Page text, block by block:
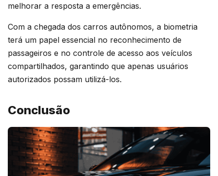
melhorar a resposta a emergências.
Com a chegada dos carros autônomos, a biometria
terá um papel essencial no reconhecimento de
passageiros e no controle de acesso aos veículos
compartilhados, garantindo que apenas usuários
autorizados possam utilizá-los.
Conclusão